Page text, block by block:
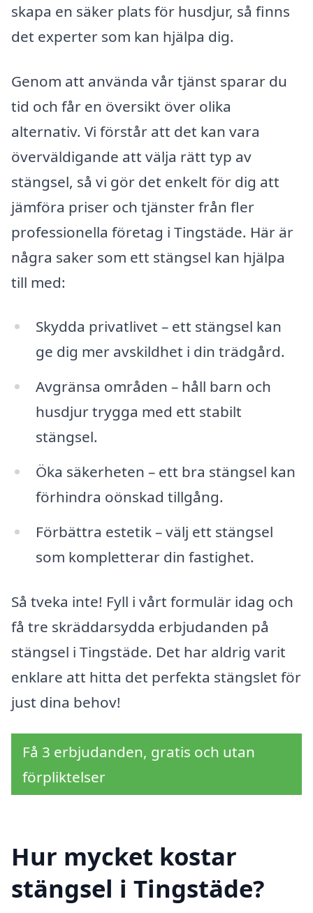
skapa en säker plats för husdjur, så finns
det experter som kan hjälpa dig.
Genom att använda vår tjänst sparar du
tid och får en översikt över olika
alternativ. Vi förstår att det kan vara
överväldigande att välja rätt typ av
stängsel, så vi gör det enkelt för dig att
jämföra priser och tjänster från fler
professionella företag i Tingstäde. Här är
några saker som ett stängsel kan hjälpa
till med:
Skydda privatlivet – ett stängsel kan
ge dig mer avskildhet i din trädgård.
Avgränsa områden – håll barn och
husdjur trygga med ett stabilt
stängsel.
Öka säkerheten – ett bra stängsel kan
förhindra oönskad tillgång.
Förbättra estetik – välj ett stängsel
som kompletterar din fastighet.
Så tveka inte! Fyll i vårt formulär idag och
få tre skräddarsydda erbjudanden på
stängsel i Tingstäde. Det har aldrig varit
enklare att hitta det perfekta stängslet för
just dina behov!
Få 3 erbjudanden, gratis och utan
förpliktelser
Hur mycket kostar
stängsel i Tingstäde?